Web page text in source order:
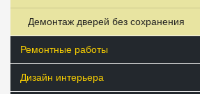
Демонтаж дверей без сохранения
Ремонтные работы
Дизайн интерьера